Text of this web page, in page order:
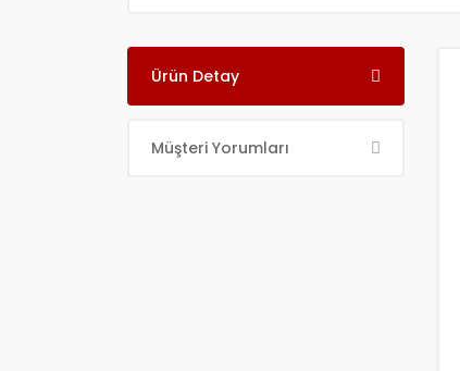
Ürün Detay
Müşteri Yorumları